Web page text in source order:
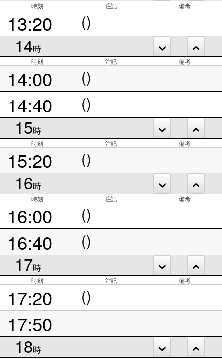
時刻 注記 備考
13:20 ()
14時
時刻 注記 備考
14:00 ()
14:40 ()
15時
時刻 注記 備考
15:20 ()
16時
時刻 注記 備考
16:00 ()
16:40 ()
17時
時刻 注記 備考
17:20 ()
17:50
18時